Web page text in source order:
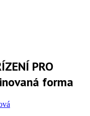
PRO
forma